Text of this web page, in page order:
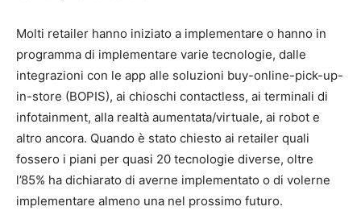
Molti retailer hanno iniziato a implementare o hanno in
programma di implementare varie tecnologie, dalle
integrazioni con le app alle soluzioni buy-online-pick-up-
in-store (BOPIS), ai chioschi contactless, ai terminali di
infotainment, alla realtà aumentata/virtuale, ai robot e
altro ancora. Quando è stato chiesto ai retailer quali
fossero i piani per quasi 20 tecnologie diverse, oltre
l’85% ha dichiarato di averne implementato o di volerne
implementare almeno una nel prossimo futuro.